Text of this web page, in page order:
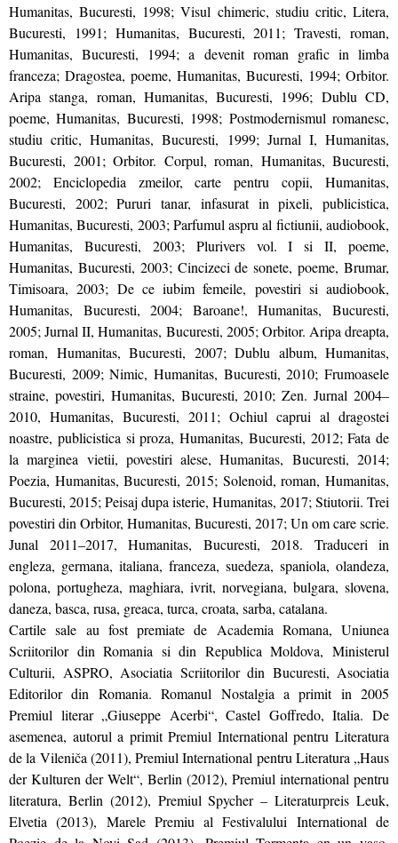
Humanitas, Bucuresti, 1998; Visul chimeric, studiu critic, Litera,
Bucuresti, 1991; Humanitas, Bucuresti, 2011; Travesti, roman,
Humanitas, Bucuresti, 1994; a devenit roman grafic in limba
franceza; Dragostea, poeme, Humanitas, Bucuresti, 1994; Orbitor.
Aripa stanga, roman, Humanitas, Bucuresti, 1996; Dublu CD,
poeme, Humanitas, Bucuresti, 1998; Postmodernismul romanesc,
studiu critic, Humanitas, Bucuresti, 1999; Jurnal I, Humanitas,
Bucuresti, 2001; Orbitor. Corpul, roman, Humanitas, Bucuresti,
2002; Enciclopedia zmeilor, carte pentru copii, Humanitas,
Bucuresti, 2002; Pururi tanar, infasurat in pixeli, publicistica,
Humanitas, Bucuresti, 2003; Parfumul aspru al fictiunii, audiobook,
Humanitas, Bucuresti, 2003; Plurivers vol. I si II, poeme,
Humanitas, Bucuresti, 2003; Cincizeci de sonete, poeme, Brumar,
Timisoara, 2003; De ce iubim femeile, povestiri si audiobook,
Humanitas, Bucuresti, 2004; Baroane!, Humanitas, Bucuresti,
2005; Jurnal II, Humanitas, Bucuresti, 2005; Orbitor. Aripa dreapta,
roman, Humanitas, Bucuresti, 2007; Dublu album, Humanitas,
Bucuresti, 2009; Nimic, Humanitas, Bucuresti, 2010; Frumoasele
straine, povestiri, Humanitas, Bucuresti, 2010; Zen. Jurnal 2004–
2010, Humanitas, Bucuresti, 2011; Ochiul caprui al dragostei
noastre, publicistica si proza, Humanitas, Bucuresti, 2012; Fata de
la marginea vietii, povestiri alese, Humanitas, Bucuresti, 2014;
Poezia, Humanitas, Bucuresti, 2015; Solenoid, roman, Humanitas,
Bucuresti, 2015; Peisaj dupa isterie, Humanitas, 2017; Stiutorii. Trei
povestiri din Orbitor, Humanitas, Bucuresti, 2017; Un om care scrie.
Junal 2011–2017, Humanitas, Bucuresti, 2018. Traduceri in
engleza, germana, italiana, franceza, suedeza, spaniola, olandeza,
polona, portugheza, maghiara, ivrit, norvegiana, bulgara, slovena,
daneza, basca, rusa, greaca, turca, croata, sarba, catalana.
Cartile sale au fost premiate de Academia Romana, Uniunea
Scriitorilor din Romania si din Republica Moldova, Ministerul
Culturii, ASPRO, Asociatia Scriitorilor din Bucuresti, Asociatia
Editorilor din Romania. Romanul Nostalgia a primit in 2005
Premiul literar „Giuseppe Acerbi“, Castel Goffredo, Italia. De
asemenea, autorul a primit Premiul International pentru Literatura
de la Vileniča (2011), Premiul International pentru Literatura „Haus
der Kulturen der Welt“, Berlin (2012), Premiul international pentru
literatura, Berlin (2012), Premiul Spycher – Literaturpreis Leuk,
Elvetia (2013), Marele Premiu al Festivalului International de